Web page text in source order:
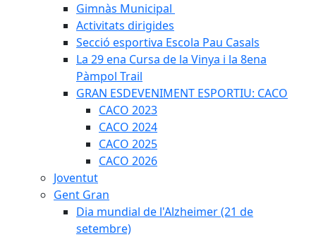
Gimnàs Municipal
Activitats dirigides
Secció esportiva Escola Pau Casals
La 29 ena Cursa de la Vinya i la 8ena
Pàmpol Trail
GRAN ESDEVENIMENT ESPORTIU: CACO
CACO 2023
CACO 2024
CACO 2025
CACO 2026
Joventut
Gent Gran
Dia mundial de l'Alzheimer (21 de
setembre)